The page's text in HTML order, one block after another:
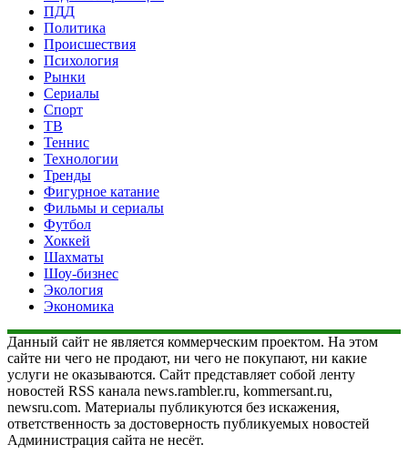
ПДД
Политика
Происшествия
Психология
Рынки
Сериалы
Спорт
ТВ
Теннис
Технологии
Тренды
Фигурное катание
Фильмы и сериалы
Футбол
Хоккей
Шахматы
Шоу-бизнес
Экология
Экономика
Данный сайт не является коммерческим проектом. На этом
сайте ни чего не продают, ни чего не покупают, ни какие
услуги не оказываются. Сайт представляет собой ленту
новостей RSS канала news.rambler.ru, kommersant.ru,
newsru.com. Материалы публикуются без искажения,
ответственность за достоверность публикуемых новостей
Администрация сайта не несёт.